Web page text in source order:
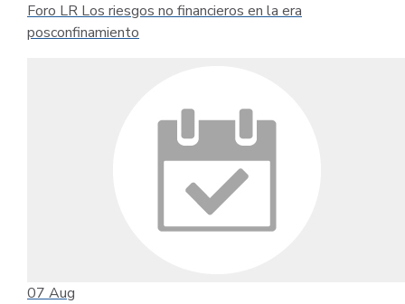
Foro LR Los riesgos no financieros en la era
posconfinamiento
07 Aug